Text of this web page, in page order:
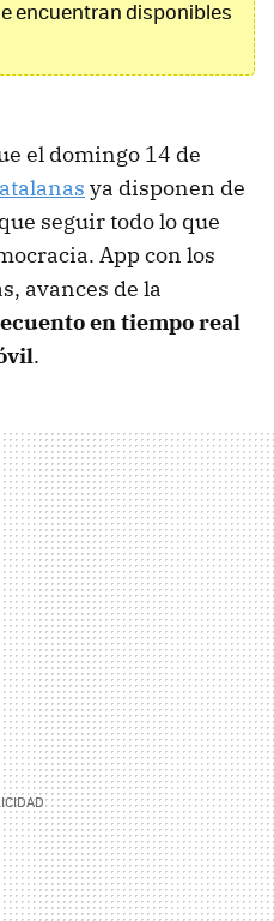
encuentran disponibles
el domingo 14 de
ya disponen de
seguir todo lo que
App con los
avances de la
en tiempo real
.